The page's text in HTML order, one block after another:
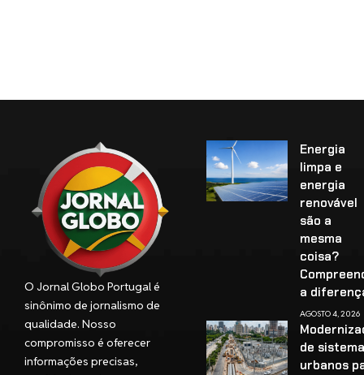
O Jornal Globo Portugal é
sinônimo de jornalismo de
qualidade. Nosso
compromisso é oferecer
informações precisas,
Energia
limpa e
energia
renovável
são a
mesma
coisa?
a
AGOSTO 4, 2026
de
urbanos